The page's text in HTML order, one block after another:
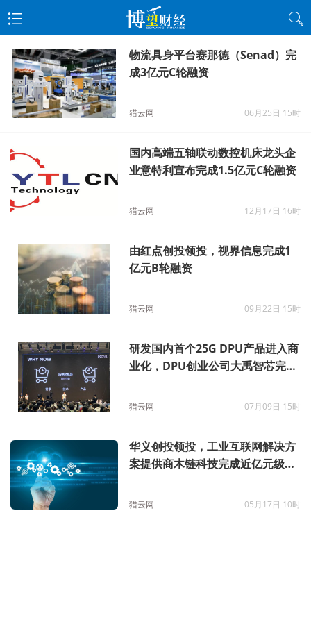
物流具身平台赛那德（Senad）完
成3亿元C轮融资
猎云网 06月25日 15时
国内高端五轴联动数控机床龙头企
业意特利宣布完成1.5亿元C轮融资
猎云网 12月17日 16时
由红点创投领投，视界信息完成1
亿元B轮融资
猎云网 09月22日 15时
研发国内首个25G DPU产品进入商
业化，DPU创业公司大禹智芯完成
猎云网 07月09日 15时
华义创投领投，工业互联网解决方
案提供商木链科技完成近亿元级B
猎云网 05月17日 10时